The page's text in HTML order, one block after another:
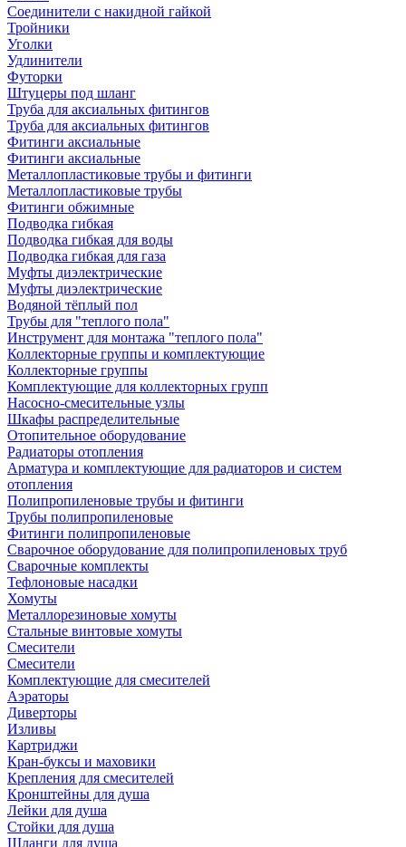
Соединители с накидной гайкой
Тройники
Уголки
Удлинители
Футорки
Штуцеры под шланг
Труба для аксиальных фитингов
Труба для аксиальных фитингов
Фитинги аксиальные
Фитинги аксиальные
Металлопластиковые трубы и фитинги
Металлопластиковые трубы
Фитинги обжимные
Подводка гибкая
Подводка гибкая для воды
Подводка гибкая для газа
Муфты диэлектрические
Муфты диэлектрические
Водяной тёплый пол
Трубы для "теплого пола"
Инструмент для монтажа "теплого пола"
Коллекторные группы и комплектующие
Коллекторные группы
Комплектующие для коллекторных групп
Насосно-смесительные узлы
Шкафы распределительные
Отопительное оборудование
Радиаторы отопления
Арматура и комплектующие для радиаторов и систем
отопления
Полипропиленовые трубы и фитинги
Трубы полипропиленовые
Фитинги полипропиленовые
Сварочное оборудование для полипропиленовых труб
Сварочные комплекты
Тефлоновые насадки
Хомуты
Металлорезиновые хомуты
Стальные винтовые хомуты
Смесители
Смесители
Комплектующие для смесителей
Аэраторы
Диверторы
Изливы
Картриджи
Кран-буксы и маховики
Крепления для смесителей
Кронштейны для душа
Лейки для душа
Стойки для душа
Шланги для душа